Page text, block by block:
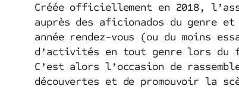
Créée officiellement en 2018,
auprès des aficionados du genre
année rendez-vous (ou du moins
d’activités en tout genre lors du
C’est alors l’occasion de
découvertes et de promouvoir la